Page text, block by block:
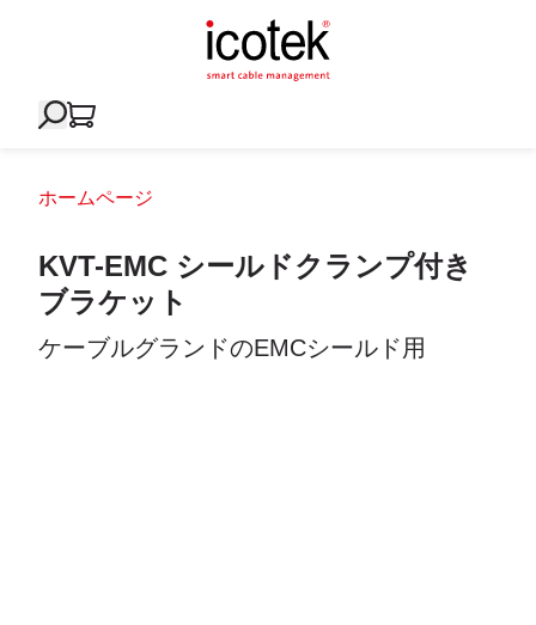
ホームページ
KVT-EMC シールドクランプ付き
ブラケット
ケーブルグランドのEMCシールド用